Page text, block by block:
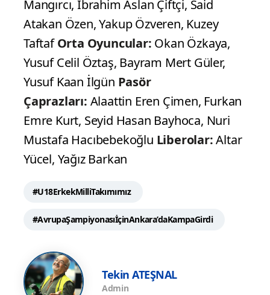
Mangırcı, İbrahim Aslan Çiftçi, Said
Atakan Özen, Yakup Özveren, Kuzey
TaftafOrta Oyuncular: Okan Özkaya,
Yusuf Celil Öztaş, Bayram Mert Güler,
Yusuf Kaan İlgün Pasör
Çaprazları: Alaattin Eren Çimen, Furkan
Emre Kurt, Seyid Hasan Bayhoca, Nuri
Mustafa Hacıbebekoğlu Liberolar:Altar
Yücel, Yağız Barkan
#U18ErkekMilliTakımımız
#AvrupaŞampiyonasıİçinAnkara’daKampaGirdi
Tekin ATEŞNAL
Admin